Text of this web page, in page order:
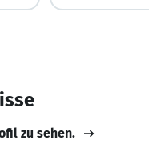
zu sehen.